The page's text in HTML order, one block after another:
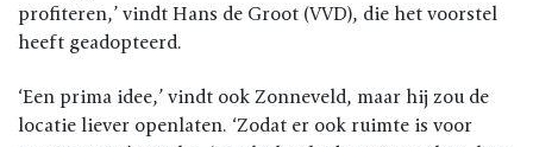
profiteren,’ vindt Hans de Groot (VVD), die het voorstel
heeft geadopteerd.
‘Een prima idee,’ vindt ook Zonneveld, maar hij zou de
locatie liever openlaten. ‘Zodat er ook ruimte is voor